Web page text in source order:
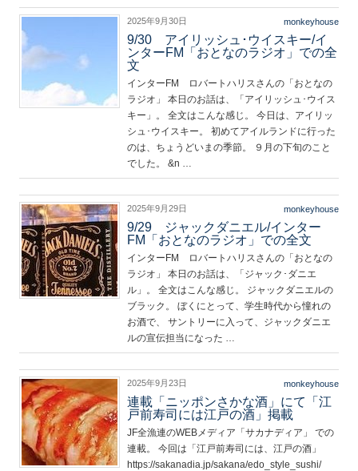
2025年9月30日 monkeyhouse
9/30 アイリッシュ･ウイスキー/イ
ンターFM「おとなのラジオ」での全
文
インターFM ロバートハリスさんの「おとなの
ラジオ」 本日のお話は、「アイリッシュ･ウイス
キー」。 全文はこんな感じ。 今日は、アイリッ
シュ･ウイスキー。 初めてアイルランドに行った
のは、ちょうどいまの季節。 ９月の下旬のこと
でした。 &n …
2025年9月29日 monkeyhouse
9/29 ジャックダニエル/インター
FM「おとなのラジオ」での全文
インターFM ロバートハリスさんの「おとなの
ラジオ」 本日のお話は、「ジャック･ダニエ
ル」。 全文はこんな感じ。 ジャックダニエルの
ブラック。 ぼくにとって、学生時代から憧れの
お酒で、 サントリーに入って、ジャックダニエ
ルの宣伝担当になった …
2025年9月23日 monkeyhouse
連載「ニッポンさかな酒」にて「江
戸前寿司には江戸の酒」掲載
JF全漁連のWEBメディア「サカナディア」 での
連載。 今回は「江戸前寿司には、江戸の酒」
https://sakanadia.jp/sakana/edo_style_sushi/